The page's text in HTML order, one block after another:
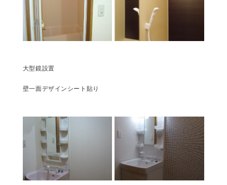
大型鏡設置
壁一面デザインシート貼り